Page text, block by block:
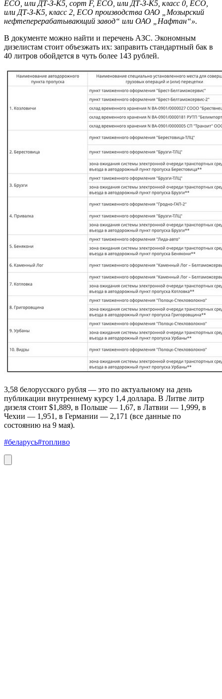
ЕСО, или ДТ-З-К5, сорт F, ECO, или ДТ-З-К5, класс 0, ECO,
или ДТ-З-К5, класс 2, ЕСО производства ОАО „Мозырский
нефтеперерабатывающий завод“ или ОАО „Нафтан“».
В документе можно найти и перечень АЗС. Экономным
дизелистам стоит объезжать их: заправить стандартный бак в
40 литров обойдется в чуть более 143 рублей.
3,58 белорусского рубля — это по актуальному на день
публикации внутреннему курсу 1,4 доллара. В Литве литр
дизеля стоит $1,889, в Польше — 1,67, в Латвии — 1,999, в
Чехии — 1,951, в Германии — 2,171 (все данные по
состоянию на 9 мая).
#беларусь#топливо